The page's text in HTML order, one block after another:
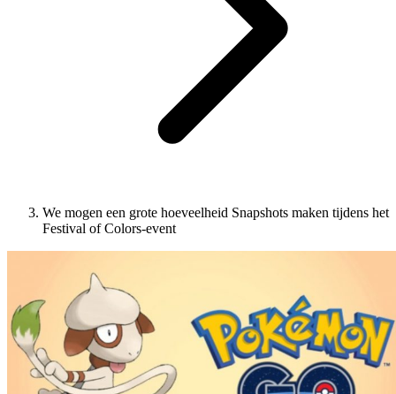
We mogen een grote hoeveelheid Snapshots maken tijdens het
Festival of Colors-event